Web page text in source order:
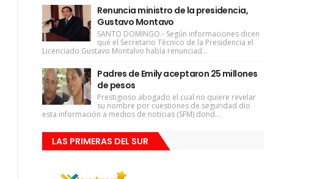
Renuncia ministro de la presidencia,
Gustavo Montavo
SANTO DOMINGO.- Según informaciones dicen
qué el Secretario Técnico de la Presidencia el
Licenciado Gustavo Montalvo había renunciad...
Padres de Emily aceptaron 25 millones
de pesos
Prestigioso abogado el cual no quiere revelar
su nombre por cuestiones de seguridad dio
esta información a medios de noticias (SFM) dond...
LAS PRIMERAS DEL SUR